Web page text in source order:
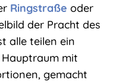
Ringstraße oder
der Pracht des
alle teilen ein
mit
gemacht